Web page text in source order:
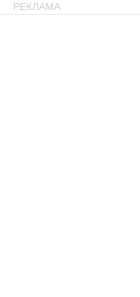
РЕКЛАМА